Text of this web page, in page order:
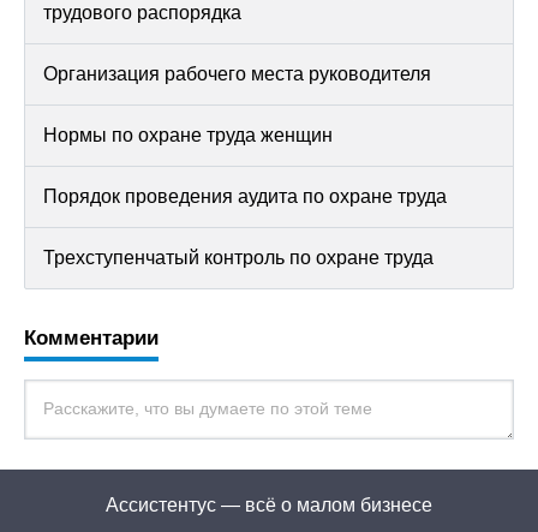
трудового распорядка
Организация рабочего места руководителя
Нормы по охране труда женщин
Порядок проведения аудита по охране труда
Трехступенчатый контроль по охране труда
Комментарии
Ассистентус — всё о малом бизнесе